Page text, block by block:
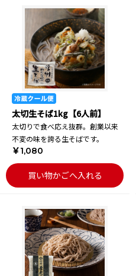
太切生そば1kg【6人前】
太切りで食べ応え抜群。創業以来
不変の味を誇る生そばです。
￥1,080
買い物かごへ入れる